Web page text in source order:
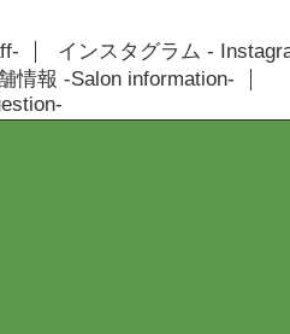
インスタグラム -
情報 -Salon information-